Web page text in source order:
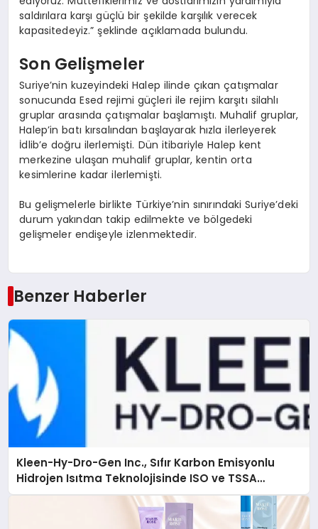
saldırılara karşı güçlü bir şekilde karşılık verecek
kapasitedeyiz.” şeklinde açıklamada bulundu.
Son Gelişmeler
Suriye’nin kuzeyindeki Halep ilinde çıkan çatışmalar
sonucunda Esed rejimi güçleri ile rejim karşıtı silahlı
gruplar arasında çatışmalar başlamıştı. Muhalif gruplar,
Halep’in batı kırsalından başlayarak hızla ilerleyerek
İdlib’e doğru ilerlemişti. Dün itibariyle Halep kent
merkezine ulaşan muhalif gruplar, kentin orta
kesimlerine kadar ilerlemişti.
Bu gelişmelerle birlikte Türkiye’nin sınırındaki Suriye’deki
durum yakından takip edilmekte ve bölgedeki
gelişmeler endişeyle izlenmektedir.
Benzer Haberler
Kleen-Hy-Dro-Gen Inc., Sıfır Karbon Emisyonlu
Hidrojen Isıtma Teknolojisinde ISO ve TSSA
Düzenleyici Onaylarını Aldı